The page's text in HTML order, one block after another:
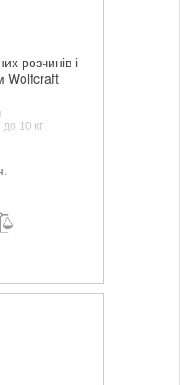
розчинів і
Wolfcraft
до 10 кг